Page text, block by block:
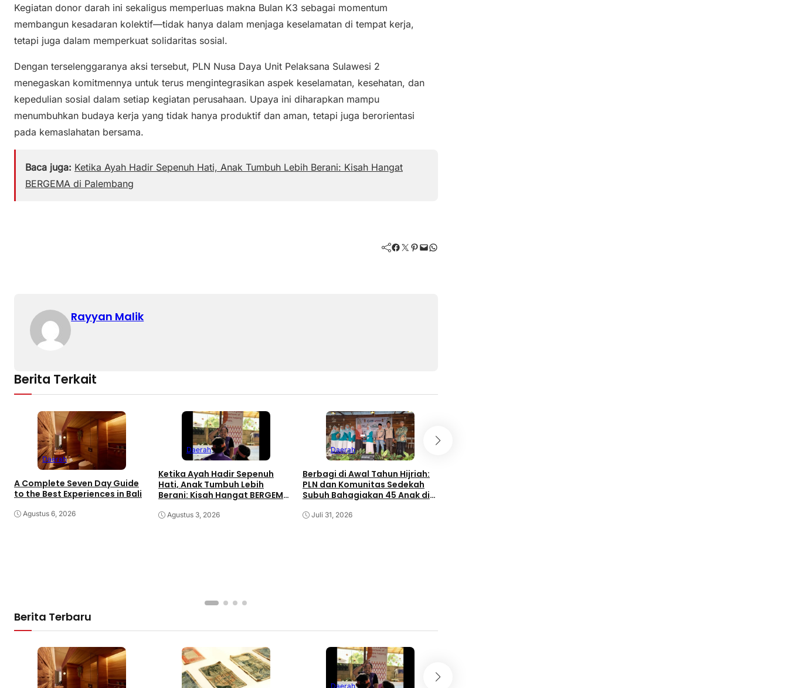
Kegiatan donor darah ini sekaligus memperluas makna Bulan K3 sebagai momentum
membangun kesadaran kolektif—tidak hanya dalam menjaga keselamatan di tempat kerja,
tetapi juga dalam memperkuat solidaritas sosial.
Dengan terselenggaranya aksi tersebut, PLN Nusa Daya Unit Pelaksana Sulawesi 2
menegaskan komitmennya untuk terus mengintegrasikan aspek keselamatan, kesehatan, dan
kepedulian sosial dalam setiap kegiatan perusahaan. Upaya ini diharapkan mampu
menumbuhkan budaya kerja yang tidak hanya produktif dan aman, tetapi juga berorientasi
pada kemaslahatan bersama.
Baca juga: Ketika Ayah Hadir Sepenuh Hati, Anak Tumbuh Lebih Berani: Kisah Hangat
BERGEMA di Palembang
Facebook Twitter Pinterest Mail WhatsApp
Rayyan Malik
Berita Terkait
Daerah
A Complete Seven Day Guide
to the Best Experiences in Bali
Agustus 6, 2026
Daerah
Ketika Ayah Hadir Sepenuh
Hati, Anak Tumbuh Lebih
Berani: Kisah Hangat BERGEMA
Agustus 3, 2026
Daerah
Berbagi di Awal Tahun Hijriah:
PLN dan Komunitas Sedekah
Subuh Bahagiakan 45 Anak di
Juli 31, 2026
Berita Terbaru
Daerah